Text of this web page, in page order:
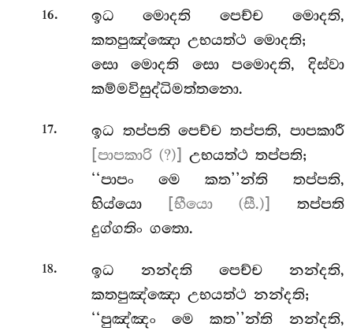
16.
ඉධ මොදති පෙච්ච මොදති,
කතපුඤ්ඤො උභයත්ථ මොදති;
සො මොදති සො පමොදති, දිස්වා
කම්මවිසුද්ධිමත්තනො.
17.
ඉධ තප්පති පෙච්ච තප්පති, පාපකාරී
[පාපකාරි (?)]
උභයත්ථ තප්පති;
‘‘පාපං මෙ කත’’න්ති තප්පති,
භිය්යො
[භීයො (සී.)]
තප්පති
දුග්ගතිං ගතො.
18.
ඉධ නන්දති පෙච්ච නන්දති,
කතපුඤ්ඤො උභයත්ථ නන්දති;
‘‘පුඤ්ඤං මෙ කත’’න්ති නන්දති,